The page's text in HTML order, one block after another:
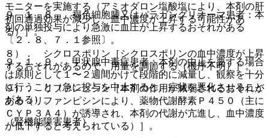
モニターを実施する（アミオダロン塩酸塩により、本剤の肝
初回通過効果が減少し、血中濃度が上昇する可能性があ
る）］。
８）． シクロスポリン［シクロスポリンの血中濃度が上昇
するおそれがあるので、用量を調節する（機序不明）］。
９）． リファンピシン［本剤の作用が減弱されるおそれが
ある（リファンピシンにより、薬物代謝酵素Ｐ４５０（主に
ＣＹＰ３Ａ４）が誘導され、本剤の代謝が亢進し、血中濃度
が低下すると考えられている）］。
９．１．８． 褐色細胞腫又はパラガングリオーマ患者：本
剤の単独投与により急激に血圧が上昇するおそれがある
〔２．８、７．１参照〕。
９．１．９． 甲状腺中毒症患者：本剤の中止を要する場合
は原則として１〜２週間かけて段階的に減量し、観察を十分
に行うこと（急に投与を中止すると、症状を悪化させること
がある）。
（腎機能障害患者）